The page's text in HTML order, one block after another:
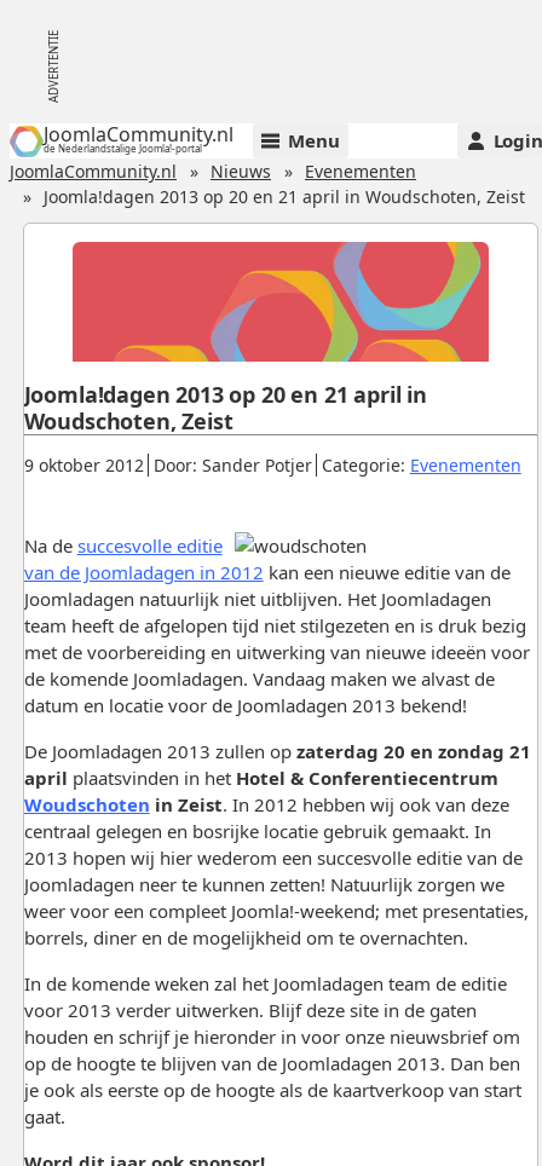
JoomlaCommunity.nl
de Nederlandstalige Joomla!-portal Menu Login
JoomlaCommunity.nl Nieuws
Evenementen
Joomla!dagen 2013 op 20 en 21 april in Woudschoten, Zeist
Gepubliceerd:
9 oktober 2012. Door: Sander Potjer. Categorie: Evenementen.
Joomla!dagen 2013 op 20 en 21 april in
Woudschoten, Zeist
Na de succesvolle editie
van de Joomladagen in 2012 kan een nieuwe editie van de
Joomladagen natuurlijk niet uitblijven. Het Joomladagen
team heeft de afgelopen tijd niet stilgezeten en is druk bezig
met de voorbereiding en uitwerking van nieuwe ideeën voor
de komende Joomladagen. Vandaag maken we alvast de
datum en locatie voor de Joomladagen 2013 bekend!
De Joomladagen 2013 zullen opzaterdag 20 en zondag 21
april plaatsvinden in hetHotel & Conferentiecentrum
Woudschoten in Zeist. In 2012 hebben wij ook van deze
centraal gelegen en bosrijke locatie gebruik gemaakt. In
2013 hopen wij hier wederom een succesvolle editie van de
Joomladagen neer te kunnen zetten! Natuurlijk zorgen we
weer voor een compleet Joomla!-weekend; met presentaties,
borrels, diner en de mogelijkheid om te overnachten.
In de komende weken zal het Joomladagen team de editie
voor 2013 verder uitwerken. Blijf deze site in de gaten
houden en schrijf je hieronder in voor onze nieuwsbrief om
op de hoogte te blijven van de Joomladagen 2013. Dan ben
je ook als eerste op de hoogte als de kaartverkoop van start
gaat.